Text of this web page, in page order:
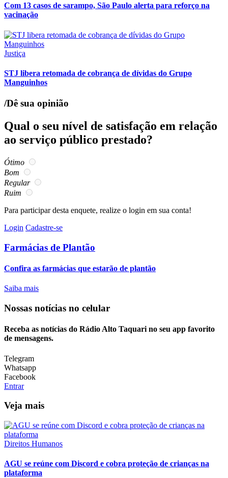
Com 13 casos de sarampo, São Paulo alerta para reforço na
vacinação
Justiça
STJ libera retomada de cobrança de dívidas do Grupo
Manguinhos
/Dê sua opinião
Qual o seu nível de satisfação em relação
ao serviço público prestado?
Ótimo
Bom
Regular
Ruim
Para participar desta enquete, realize o login em sua conta!
Login Cadastre-se
Farmácias de Plantão
Confira as farmácias que estarão de plantão
Saiba mais
Nossas notícias no celular
Receba as notícias do Rádio Alto Taquari no seu app favorito
de mensagens.
Telegram
Whatsapp
Facebook
Entrar
Veja mais
Direitos Humanos
AGU se reúne com Discord e cobra proteção de crianças na
plataforma